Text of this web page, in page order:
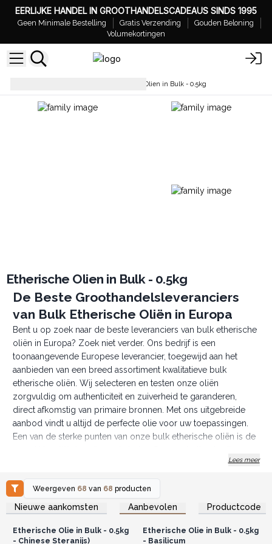
EERLIJKE HANDEL IN GROOTHANDELSCADEAUS SINDS 1995
Geen Minimale Bestelling Gratis Verzending
Gouden Beloning
Volumekortingen
Etherische Olien in Bulk - 0.5kg
Etherische Olien in Bulk - 0.5kg
De Beste Groothandelsleveranciers
van Bulk Etherische Oliën in Europa
Bent u op zoek naar de beste leveranciers van bulk etherische
oliën in Europa? Zoek niet verder. Ons bedrijf is een
toonaangevende Europese leverancier, toegewijd aan het
aanbieden van een breed assortiment kwalitatieve bulk
etherische oliën. Wij selecteren en testen onze oliën
zorgvuldig om authenticiteit en zuiverheid te garanderen,
direct afkomstig van primaire bronnen. Met ons uitgebreide
aanbod vindt u altijd de perfecte olie voor uw toepassingen.
Een van de sterke punten van onze bulk etherische oliën is de
verpakken onze oliën daarom in grote aluminium flessen.
transport, maar maakt ook eenvoudig doseren en hanteren in
grotere hoeveelheden mogelijk. Of u de oliën nu gebruikt voor
aromatherapie, cosmetica, zeep- en kaarsenproductie, of zelfs
voor eigen merkverpakking, onze bulk etherische oliën zijn de
Lees meer
Weergeven 68 van 68 producten
Nieuwe aankomsten Aanbevolen Productcode
Log in of registreer u voor
groothandelsprijzen.
Etherische Olie in Bulk - 0.5kg
- Chinese Steranijs)
Log in of registreer u voor
groothandelsprijzen.
Etherische Olie in Bulk - 0.5kg
- Basilicum